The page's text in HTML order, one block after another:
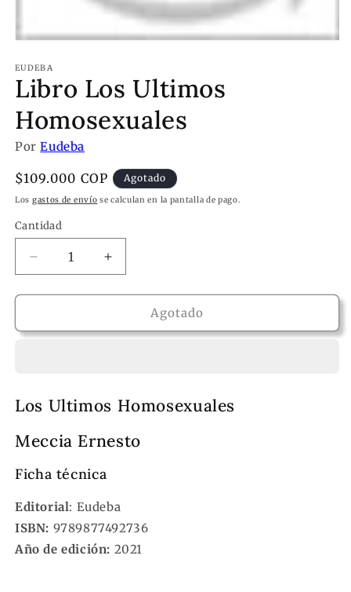
EUDEBA
Libro Los Ultimos
Homosexuales
PorEudeba
Precio
habitual
$109.000 COP Agotado
Los gastos de envío se calculan en la pantalla de pago.
Cantidad
Reducir
cantidad
para
Los
Aumentar
cantidad
para
Los
Agotado
Los Ultimos Homosexuales
Meccia Ernesto
Ficha técnica
Editorial: Eudeba
ISBN: 9789877492736
Año de edición: 2021